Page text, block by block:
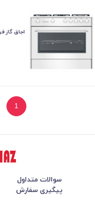
اجاق گاز
1
سوالات متداول
پیگیری سفارش